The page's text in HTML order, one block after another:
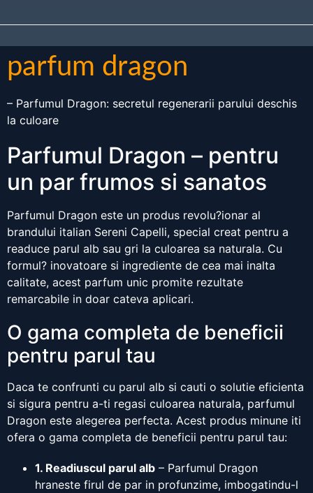
parfum dragon
– Parfumul Dragon: secretul regenerarii parului deschis
la culoare
Parfumul Dragon – pentru
un par frumos si sanatos
Parfumul Dragon este un produs revolu?ionar al
brandului italian Sereni Capelli, special creat pentru a
readuce parul alb sau gri la culoarea sa naturala. Cu
formul? inovatoare si ingrediente de cea mai inalta
calitate, acest parfum unic promite rezultate
remarcabile in doar cateva aplicari.
O gama completa de beneficii
pentru parul tau
Daca te confrunti cu parul alb si cauti o solutie eficienta
si sigura pentru a-ti regasi culoarea naturala, parfumul
Dragon este alegerea perfecta. Acest produs minune iti
ofera o gama completa de beneficii pentru parul tau:
1. Readiuscul parul alb – Parfumul Dragon
hraneste firul de par in profunzime, imbogatindu-l